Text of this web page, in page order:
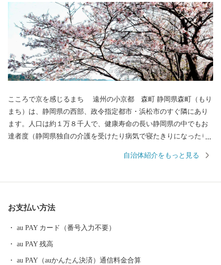
こころで京を感じるまち 遠州の小京都 森町 静岡県森町（もり
まち）は、静岡県の西部、政令指定都市・浜松市のすぐ隣にあり
ます。人口は約１万８千人で、健康寿命の長い静岡県の中でもお
達者度（静岡県独自の介護を受けたり病気で寝たきりになったり
賛し、以来遠州の小京都と呼ばれるようになりました。 森町に
る品々などなど、多くの特産品に恵まれている町です。みなさま
には、そんな静岡県森町の選りすぐりのお礼の品を心を込めてお
自治体紹介をもっと見る
お支払い方法
au PAY カード（番号入力不要）
au PAY 残高
au PAY（auかんたん決済）通信料金合算